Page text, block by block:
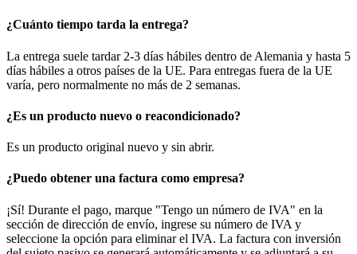
¿Cuánto tiempo tarda la entrega?
La entrega suele tardar 2-3 días hábiles dentro de Alemania y hasta 5
días hábiles a otros países de la UE. Para entregas fuera de la UE
varía, pero normalmente no más de 2 semanas.
¿Es un producto nuevo o reacondicionado?
Es un producto original nuevo y sin abrir.
¿Puedo obtener una factura como empresa?
¡Sí! Durante el pago, marque "Tengo un número de IVA" en la
sección de dirección de envío, ingrese su número de IVA y
seleccione la opción para eliminar el IVA. La factura con inversión